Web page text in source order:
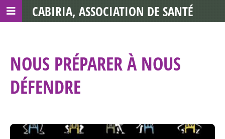
NOUS PRÉPARER À NOUS
DÉFENDRE
CABIRIA, ASSOCIATION DE SANTÉ